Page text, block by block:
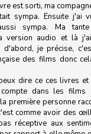
est sorti, ma
sympa. Ensuite j'ai
sympa. Ma
version audio et là
d'abord, je précise,
des films donc
dire ce ces livres
dans les films
première personne
comme avoir des
réceptive aux